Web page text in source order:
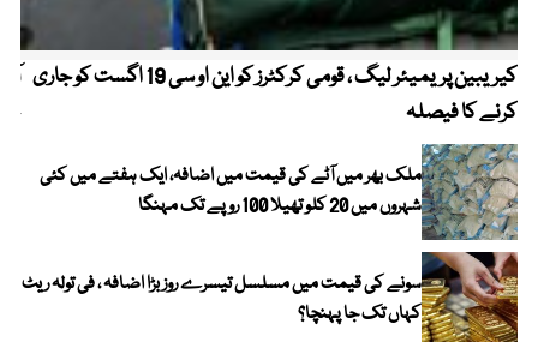
کیریبین پریمیئر لیگ ، قومی کرکٹرز کو این او سی 19 اگست کو جاری
کرنے کا فیصلہ
ملک بھر میں آٹے کی قیمت میں اضافہ، ایک ہفتے میں کئی
شہروں میں 20 کلو تھیلا 100 روپے تک مہنگا
سونے کی قیمت میں مسلسل تیسرے روز بڑا اضافہ ، فی تولہ ریٹ
کہاں تک جا پہنچا؟